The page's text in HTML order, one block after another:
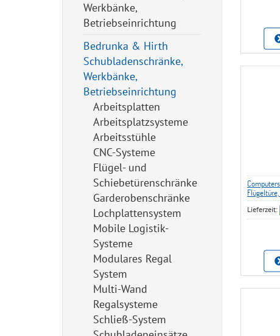
Werkbänke,
Betriebseinrichtung
Bedrunka & Hirth
Schubladenschränke,
Werkbänke,
Betriebseinrichtung
Arbeitsplatten
Arbeitsplatzsysteme
Arbeitsstühle
CNC-Systeme
Flügel- und
Schiebetürenschränke
Garderobenschränke
Lochplattensystem
Mobile Logistik-
Systeme
Modulares Regal
System
Multi-Wand
Regalsysteme
Schließ-System
Flügeltüre,
Lieferzeit: